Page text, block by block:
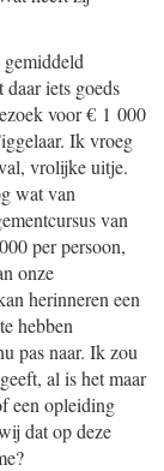
iets goeds
voor € 1 000
Ik vroeg
vrolijke uitje.
wat van
van
per persoon,
onze
herinneren een
hebben
pas naar. Ik zou
al is het maar
een opleiding
dat op deze